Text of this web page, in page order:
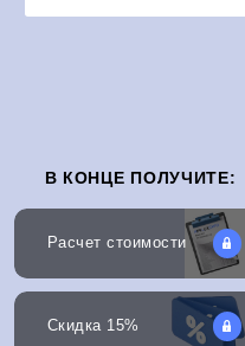
В КОНЦЕ ПОЛУЧИТЕ:
Расчет стоимости
Скидка 15%